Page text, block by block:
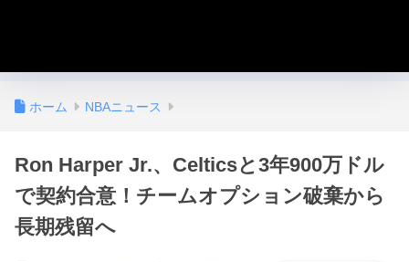
ホーム NBAニュース
Ron Harper Jr.、Celticsと3年900万ドル
で契約合意！チームオプション破棄から
長期残留へ